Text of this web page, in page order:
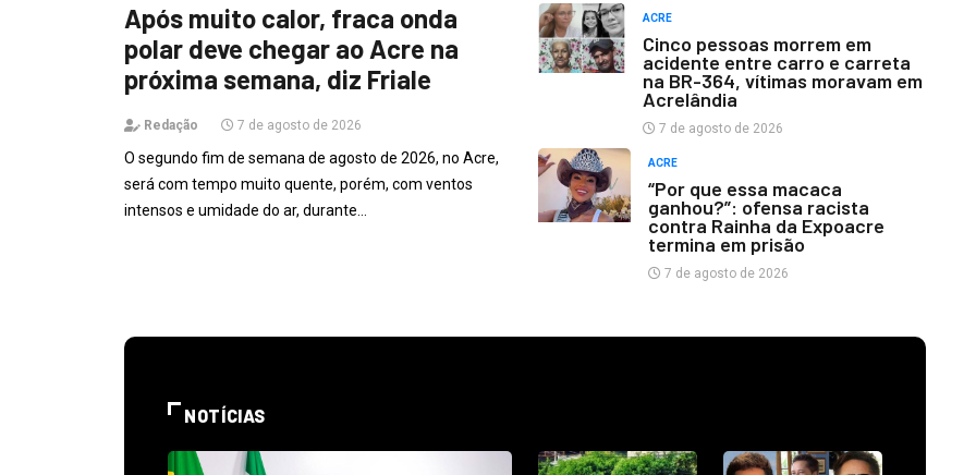
Após muito calor, fraca onda
polar deve chegar ao Acre na
próxima semana, diz Friale
Redação 7 de agosto de 2026
O segundo fim de semana de agosto de 2026, no Acre,
será com tempo muito quente, porém, com ventos
intensos e umidade do ar, durante…
ACRE
Cinco pessoas morrem em
acidente entre carro e carreta
na BR-364, vítimas moravam em
Acrelândia
7 de agosto de 2026
ACRE
“Por que essa macaca
ganhou?”: ofensa racista
contra Rainha da Expoacre
termina em prisão
7 de agosto de 2026
NOTÍCIAS